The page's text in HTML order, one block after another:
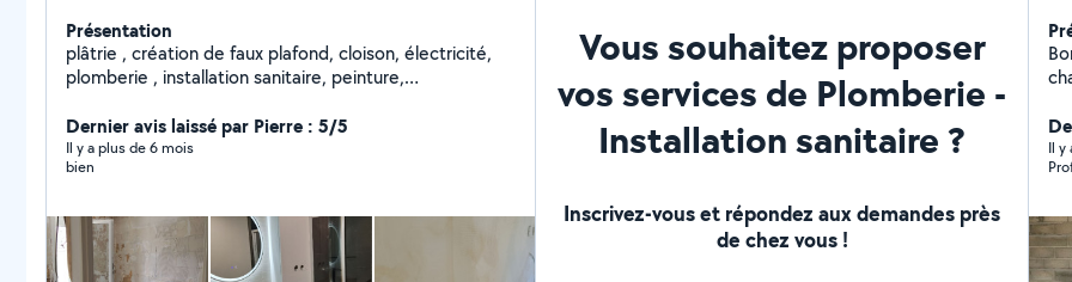
Présentation
plâtrie , création de faux plafond, cloison, électricité,
plomberie , installation sanitaire, peinture,
Dernier avis laissé par Pierre : 5/5
Il y a plus de 6 mois
bien
Vous souhaitez proposer
vos services de Plomberie -
Installation sanitaire ?
Inscrivez-vous et répondez aux demandes près
de chez vous !
eau,
le matériel
Il y